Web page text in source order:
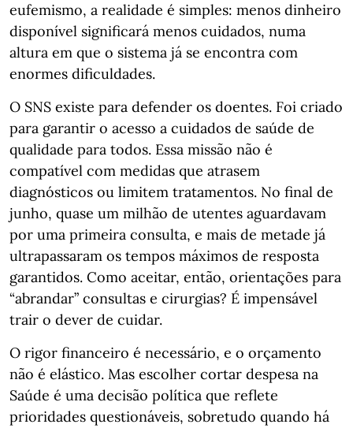
eufemismo, a realidade é simples: menos dinheiro
disponível significará menos cuidados, numa
altura em que o sistema já se encontra com
enormes dificuldades.
O SNS existe para defender os doentes. Foi criado
para garantir o acesso a cuidados de saúde de
qualidade para todos. Essa missão não é
compatível com medidas que atrasem
diagnósticos ou limitem tratamentos. No final de
junho, quase um milhão de utentes aguardavam
por uma primeira consulta, e mais de metade já
ultrapassaram os tempos máximos de resposta
garantidos. Como aceitar, então, orientações para
“abrandar” consultas e cirurgias? É impensável
trair o dever de cuidar.
O rigor financeiro é necessário, e o orçamento
não é elástico. Mas escolher cortar despesa na
Saúde é uma decisão política que reflete
prioridades questionáveis, sobretudo quando há